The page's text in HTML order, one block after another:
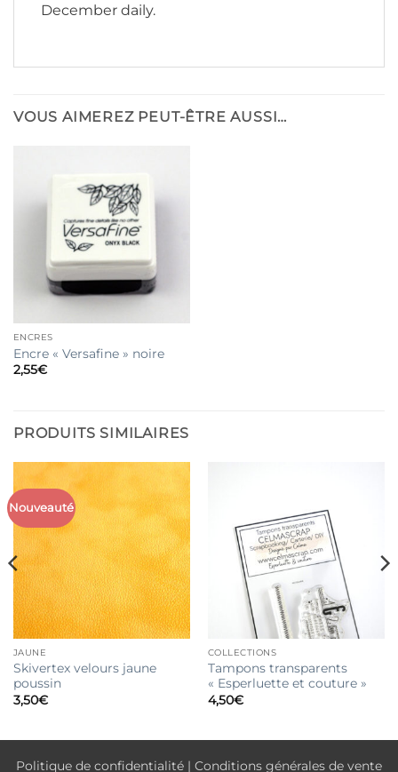
December daily.
VOUS AIMEREZ PEUT-ÊTRE AUSSI…
ENCRES
Encre « Versafine » noire
2,55€
PRODUITS SIMILAIRES
Nouveauté
JAUNE
Skivertex velours jaune
poussin
3,50€
COLLECTIONS
Tampons transparents
« Esperluette et couture »
4,50€
Politique de confidentialité | Conditions générales de vente